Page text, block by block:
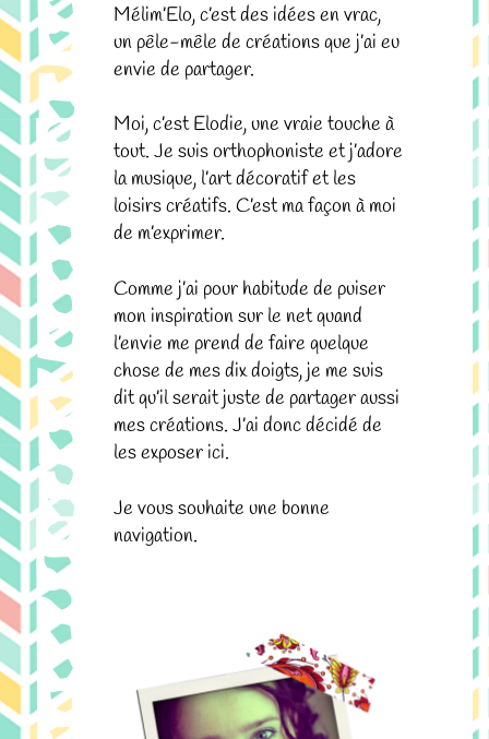
Mélim’Elo, c’est des idées en vrac,
un pêle-mêle de créations que j’ai eu
envie de partager.
Moi, c’est Elodie, une vraie touche à
tout. Je suis orthophoniste et j’adore
la musique, l’art décoratif et les
loisirs créatifs. C’est ma façon à moi
de m’exprimer.
Comme j’ai pour habitude de puiser
mon inspiration sur le net quand
l’envie me prend de faire quelque
chose de mes dix doigts, je me suis
dit qu’il serait juste de partager aussi
mes créations. J’ai donc décidé de
les exposer ici.
Je vous souhaite une bonne
navigation.